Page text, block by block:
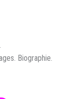
Biographie.